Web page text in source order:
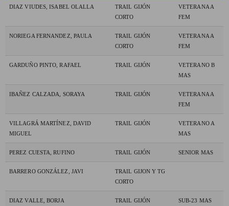
DIAZ VIUDES, ISABEL OLALLA
TRAIL GIJÓN
CORTO
VETERANA A
FEM
NORIEGA FERNANDEZ, PAULA
TRAIL GIJÓN
CORTO
VETERANA A
FEM
GARDUÑO PINTO, RAFAEL TRAIL GIJÓN
VETERANO B
MAS
IBAÑEZ CALZADA, SORAYA TRAIL GIJÓN
VETERANA A
FEM
VILLAGRÁ MARTÍNEZ, DAVID
MIGUEL
TRAIL GIJÓN
VETERANO A
MAS
PEREZ CUESTA, RUFINO TRAIL GIJÓN SENIOR MAS
BARRERO GONZÁLEZ, JAVI
TRAIL GIJON Y TG
CORTO
DIAZ VALLE, BORJA TRAIL GIJÓN SUB-23 MAS